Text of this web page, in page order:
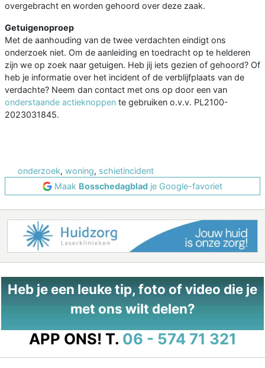
overgebracht en worden gehoord over deze zaak.
Getuigenoproep
Met de aanhouding van de twee verdachten eindigt ons
onderzoek niet. Om de aanleiding en toedracht op te helderen
zijn we op zoek naar getuigen. Heb jij iets gezien of gehoord? Of
heb je informatie over het incident of de verblijfplaats van de
verdachte? Neem dan contact met ons op door een van
onderstaande actieknoppen te gebruiken o.v.v. PL2100-
2023031845.
onderzoek, woning, schietincident
Maak Bosschedagblad je Google-favoriet
Heb je een leuke tip, foto of video die je
met ons wilt delen?
APP ONS! T. 06 - 574 71 321